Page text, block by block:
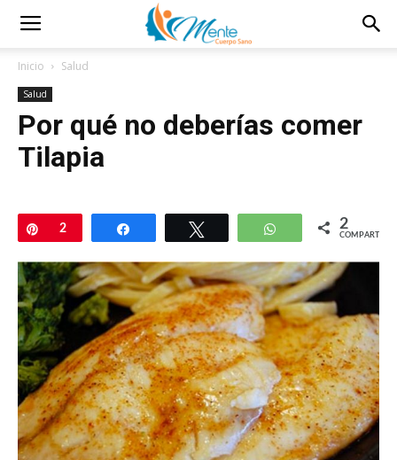
Inicio Salud
Salud
Por qué no deberías comer
Tilapia
Pin
2 Compartir WhatsApp
2
COMPARTIR